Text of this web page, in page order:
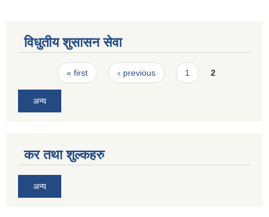
विधुतीय शुसासन सेवा
Pages« first ‹ previous 1 2
अन्य
कर तथा शुल्कहरु
अन्य